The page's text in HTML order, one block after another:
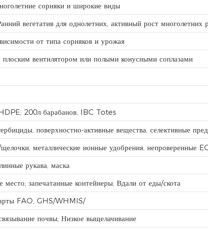
сорняки и широкие виды
вегетатив для однолетних, активный рост многолетних
от типа сорняков и урожая
вентилятором или полыми конусными соплазами
200л барабанов; IBC Totes
поверхностно-активные вещества, селективные
металлические ионные удобрения, непроверенные
рукава, маска
место; запечатанные контейнеры; Вдали от еды/скота
FAO, GHS/WHMIS/
почвы; Низкое выщелачивание